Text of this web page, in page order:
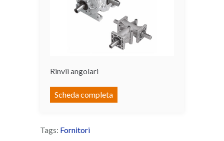
Rinvii angolari
Scheda completa
Tags: Fornitori